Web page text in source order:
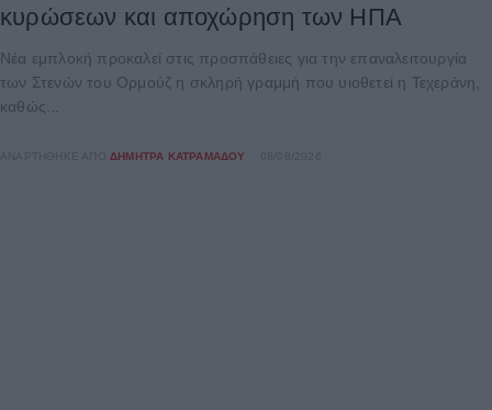
κυρώσεων και αποχώρηση των ΗΠΑ
Νέα εμπλοκή προκαλεί στις προσπάθειες για την επαναλειτουργία
των Στενών του Ορμούζ η σκληρή γραμμή που υιοθετεί η Τεχεράνη,
καθώς...
ΑΝΑΡΤΉΘΗΚΕ ΑΠΌ ΔΉΜΗΤΡΑ ΚΑΤΡΑΜΆΔΟΥ